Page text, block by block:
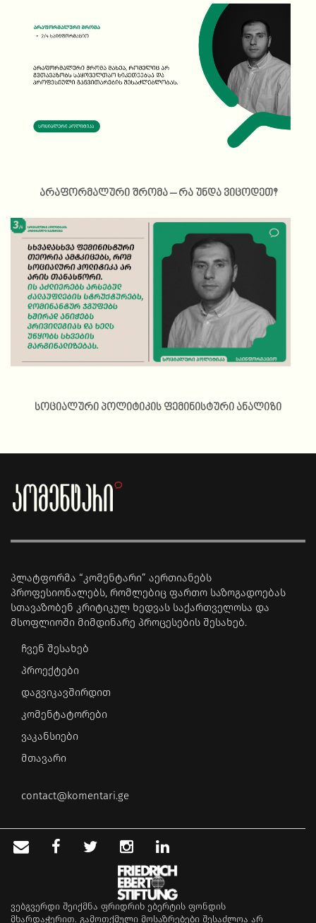
არაფორმალური შრომა – რა უნდა ვიცოდეთ?
სოციალური პოლიტიკის ფემინისტური ანალიზი
პლატფორმა “კომენტარი” აერთიანებს
პროფესიონალებს, რომლებიც ფართო საზოგადოებას
სთავაზობენ კრიტიკულ ხედვას საქართველოსა და
მსოფლიოში მიმდინარე პროცესების შესახებ.
ჩვენ შესახებ
პროექტები
დაგვიკავშირდით
კომენტატორები
ვაკანსიები
მთავარი
contact@komentari.ge
ვებგვერდი შეიქმნა ფრიდრიხ ებერტის ფონდის
მხარდაჭერით. გამოთქმული მოსაზრებები შესაძლოა არ